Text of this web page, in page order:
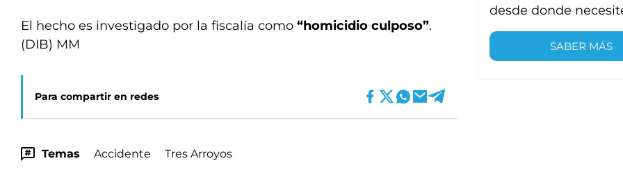
El hecho es investigado por la fiscalía como “homicidio culposo”.
(DIB) MM
Para compartir en redes
Temas Accidente Tres Arroyos
desde donde
SABER MÁS